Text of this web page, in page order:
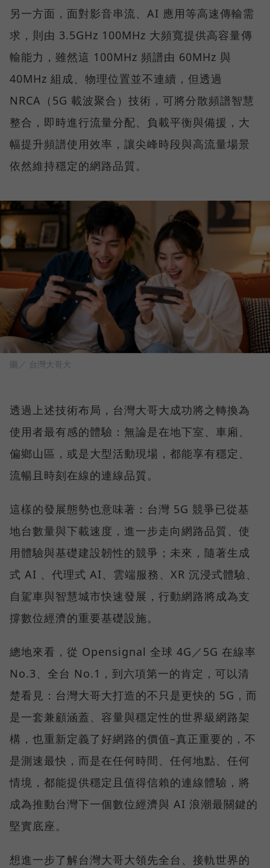
另一方面，面對影音串流、AI 應用等高速傳輸需
求，則由 3.5GHz 100MHz 大頻寬提供高容量傳
輸能力，雖然這 100MHz 頻譜由 60MHz 與
40MHz 組成、物理位置並不連續，但透過
NRCA（5G 載波聚合）技術，可將分散頻譜智慧
整合，即時進行流量分配、負載平衡與備援，大
幅提升頻譜使用效率，讓尖峰時段與高流量場景
依然維持穩定的網路品質。
圖／ 台灣大哥大
透過上述技術布局，台灣大哥大成功將之轉換為
使用者最有感的體驗：無論是在地下室、車廂、
偏鄉山區，或是大型活動現場，都能享有穩定、
流暢且時刻在線的連線品質。
這樣的發展態勢也意味著：台灣 5G 競爭已從基
地台數量與下載速度，進一步走向網路品質、使
用體驗與基礎建設韌性的競爭；未來，隨著生成
式 AI 、代理式 AI、雲端服務、XR 沉浸式體驗、
自駕車與智慧城市快速發展，行動網路將成為支
撐數位經濟的重要基礎設施。
總地來看，從 Opensignal 全球 4G／5G 在線率
No.3、全台 No.1，到六項第一的肯定，可以清
楚看見：台灣大哥大打造的不只是更快的 5G，而
是一套兼顧涵蓋、容量與穩定性的世界級網路架
構，也重新定義了好網路的價值–真正重要的，不
是測速最快，而是在任何時間、任何地點、任何
情境，都能提供穩定且值得信賴的連線體驗，將
成為推動台灣下一個數位經濟與 AI 浪潮最關鍵的
堅實底座。
想進一步了解台灣大哥大領先全台、接軌世界的